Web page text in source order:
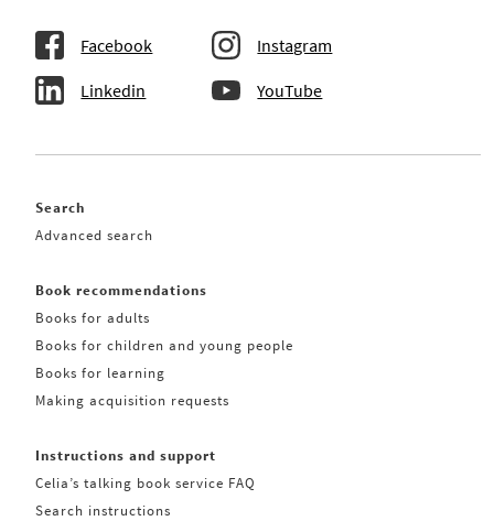
Facebook Instagram
Linkedin YouTube
Search
Advanced search
Book recommendations
Books for adults
Books for children and young people
Books for learning
Making acquisition requests
Instructions and support
Celia’s talking book service FAQ
Search instructions